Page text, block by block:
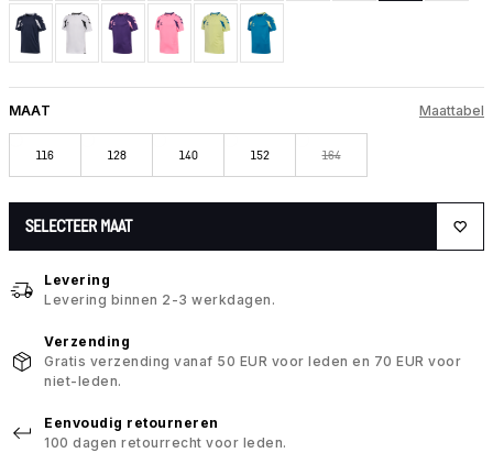
MAAT Maattabel
116 128 140 152 164
SELECTEER MAAT
Levering
Levering binnen 2-3 werkdagen.
Verzending
Gratis verzending vanaf 50 EUR voor leden en 70 EUR voor
niet-leden.
Eenvoudig retourneren
100 dagen retourrecht voor leden.